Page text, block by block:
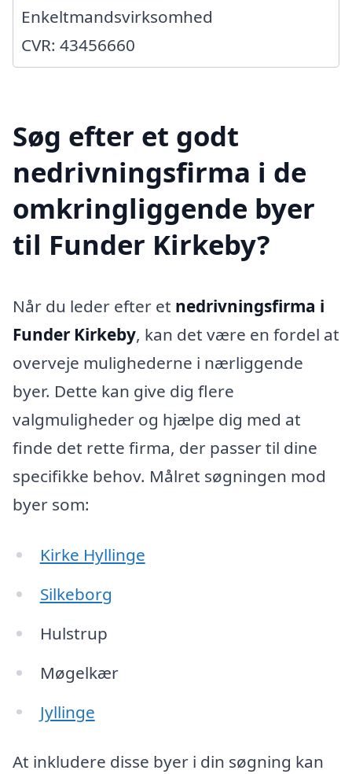
Enkeltmandsvirksomhed
CVR: 43456660
Søg efter et godt
nedrivningsfirma i de
omkringliggende byer
til Funder Kirkeby?
Når du leder efter et nedrivningsfirma i
Funder Kirkeby, kan det være en fordel at
overveje mulighederne i nærliggende
byer. Dette kan give dig flere
valgmuligheder og hjælpe dig med at
finde det rette firma, der passer til dine
specifikke behov. Målret søgningen mod
byer som:
Kirke Hyllinge
Silkeborg
Hulstrup
Møgelkær
Jyllinge
At inkludere disse byer i din søgning kan